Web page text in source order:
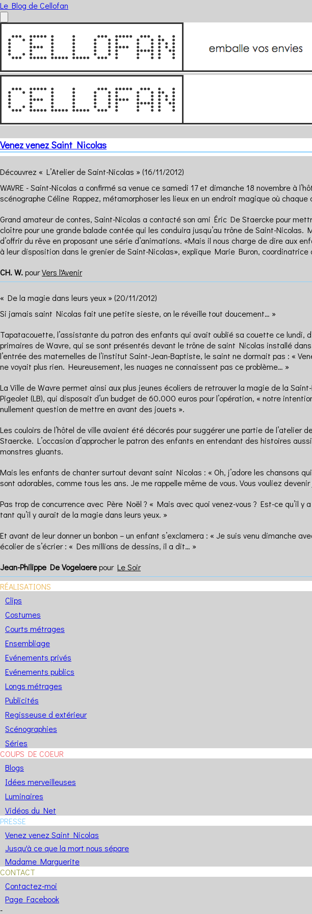
Le Blog de Cellofan
Venez venez Saint Nicolas
Découvrez « L’Atelier de Saint-Nicolas »(16/11/2012)
WAVRE - Saint-Nicolas a confirmé sa venue ce samedi 17 et dimanche 18 novembre à
scénographe Céline Rappez, métamorphoser les lieux en un endroit magique où
Grand amateur de contes, Saint-Nicolas a contacté son ami Éric De Staercke pour
cloître pour une grande balade contée qui les conduira jusqu’au trône de Saint-
d’offrir du rêve en proposant une série d’animations. «Mais il nous charge de dire aux
à leur disposition dans le grenier de Saint-Nicolas», explique Marie Buron,
CH. W.pourVers l'Avenir
« De la magie dans leurs yeux »(20/11/2012)
Si jamais saint Nicolas fait une petite sieste, on le réveille tout doucement… »
Tapatacouette, l’assistante du patron des enfants qui avait oublié sa couette ce
primaires de Wavre, qui se sont présentés devant le trône de saint Nicolas installé
l’entrée des maternelles de l’institut Saint-Jean-Baptiste, le saint ne dormait pas : «
ne voyait plus rien. Heureusement, les nuages ne connaissent pas ce problème… »
La Ville de Wavre permet ainsi aux plus jeunes écoliers de retrouver la magie de la
Pigeolet (LB), qui disposait d’un budget de 60.000 euros pour l’opération, « notre
nullement question de mettre en avant des jouets ».
Les couloirs de l’hôtel de ville avaient été décorés pour suggérer une partie de
Staercke. L’occasion d’approcher le patron des enfants en entendant des histoires
monstres gluants.
Mais les enfants de chanter surtout devant saint Nicolas : « Oh, j’adore les chansons
sont adorables, comme tous les ans. Je me rappelle même de vous. Vous vouliez
Pas trop de concurrence avec Père Noël ? « Mais avec quoi venez-vous ? Est-ce qu’il
tant qu’il y aurait de la magie dans leurs yeux. »
Et avant de leur donner un bonbon – un enfant s’exclamera : « Je suis venu dimanche
écolier de s’écrier : « Des millions de dessins, il a dit… »
Jean-Philippe De Vogelaerepour Le Soir
RÉALISATIONS
Clips
Costumes
Courts métrages
Ensembliage
Evénements privés
Evénements publics
Longs métrages
Publicités
Regisseuse d extérieur
Scénographies
Séries
COUPS DE COEUR
Blogs
Idées merveilleuses
Luminaires
Vidéos du Net
PRESSE
Venez venez Saint Nicolas
Jusqu'à ce que la mort nous sépare
Madame Marguerite
CONTACT
Contactez-moi
Page Facebook
-